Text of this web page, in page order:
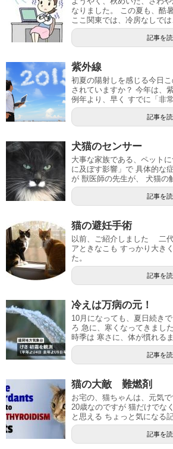
なりました。 この夏も、酷
ここ関東では、冷房なしで
記事を
紫外線
初夏の陽射しを感じる今日こ
されていますか？ 今年は、
例年より、早く すでに「非
記事を
犬猫のセンサー
大事な家族である、ペット
に及ぼす影響」で 具体的な
が 獣医師の先生が、 犬猫の
記事を
猫の避妊手術
以前、ご紹介しました 二
アときなこも すっかり大き
た。
記事を
冷えは万病の元！
10月になっても、夏日続き
ろ 急に、寒くなってきまし
時季は 寒さに、体が慣れる
記事を
猫の大敵 難燃剤
お宅の、猫ちゃんは、元気
20歳なのですが 猫だけでな
と思える ちょっと気になる
記事を